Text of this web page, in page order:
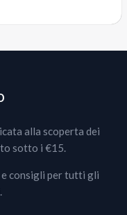
alla scoperta dei
sotto i €15.
e consigli per tutti gli